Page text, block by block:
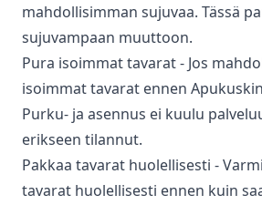
mahdollisimman sujuvaa. Tässä
sujuvampaan muuttoon.
Pura isoimmat tavarat - Jos
isoimmat tavarat ennen
Purku- ja asennus ei kuulu
erikseen tilannut.
Pakkaa tavarat huolellisesti -
tavarat huolellisesti ennen kuin